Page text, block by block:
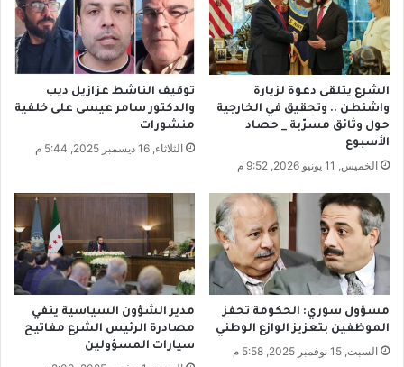
ذ
ق
ي
ة
ر
ع
ب
ا
ل
س
و
ر
ي
ن
م
ن
ن
ا
ئ
ج
ه
الشرع يتلقى دعوة لزيارة
واشنطن .. وتحقيق في الخارجية
حول وثائق مسرّبة _ حصاد
الأسبوع
الخميس, 11 يونيو 2026, 9:52 م
توقيف الناشط عزازيل ديب
والدكتور سامر عيسى على خلفية
منشورات
الثلاثاء, 16 ديسمبر 2025, 5:44 م
مسؤول سوري: الحكومة تحفز
الموظفين بتعزيز الوازع الوطني
السبت, 15 نوفمبر 2025, 5:58 م
مدير الشؤون السياسية ينفي
مصادرة الرئيس الشرع مفاتيح
سيارات المسؤولين